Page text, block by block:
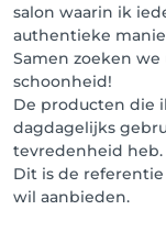
salon waarin ik
authentieke
Samen zoeken
schoonheid!
De producten die
dagdagelijks
tevredenheid heb.
Dit is de
wil aanbieden.